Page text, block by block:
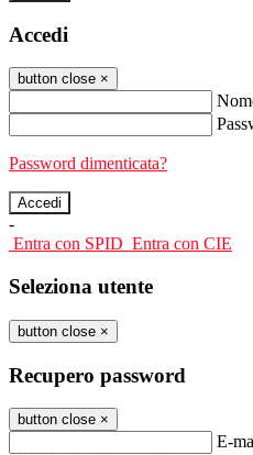
Accedi
button close ×
Password dimenticata?
-
Entra con SPID Entra con CIE
Seleziona utente
button close ×
Recupero password
button close ×
E-